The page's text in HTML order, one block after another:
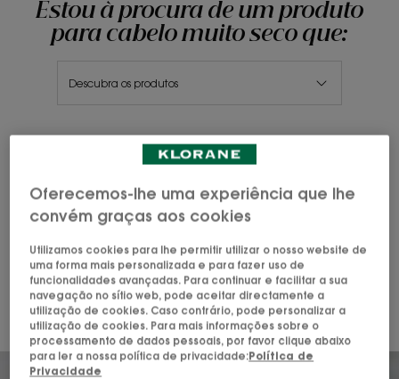
Estou à procura de um produto
para cabelo muito seco que:
Descubra os produtos
Lave e repare diariamente o
cabelo muito seco
Consiga um cabelo disciplinado, profundamente
nutrido e reparado com os cuidados com
Cupuaçu BIO da Klorane.
Oferecemos-lhe uma experiência que lhe
convém graças aos cookies
Utilizamos cookies para lhe permitir utilizar o nosso website de
uma forma mais personalizada e para fazer uso de
funcionalidades avançadas. Para continuar e facilitar a sua
navegação no sítio web, pode aceitar directamente a
utilização de cookies. Caso contrário, pode personalizar a
utilização de cookies. Para mais informações sobre o
processamento de dados pessoais, por favor clique abaixo
para ler a nossa política de privacidade:Política de
Privacidade